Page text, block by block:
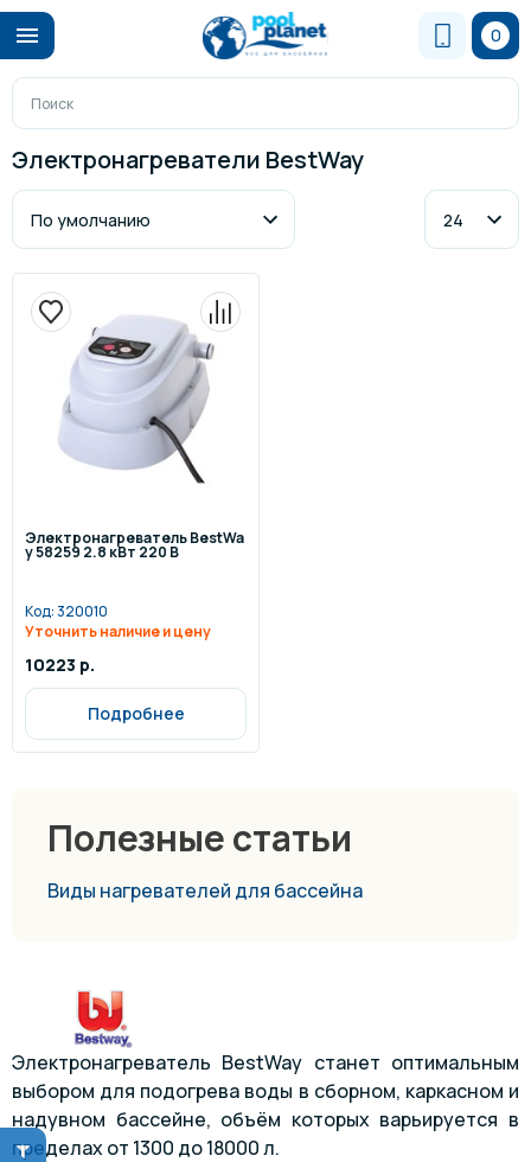
0
Электронагреватели BestWay
Электронагреватель BestWa
y 58259 2.8 кВт 220 В
Код:320010
Уточнить наличие и цену
10223 р.
Подробнее
Полезные статьи
Виды нагревателей для бассейна
Электронагреватель BestWay станет оптимальным
выбором для подогрева воды в сборном, каркасном и
надувном бассейне, объём которых варьируется в
пределах от 1300 до 18000 л.